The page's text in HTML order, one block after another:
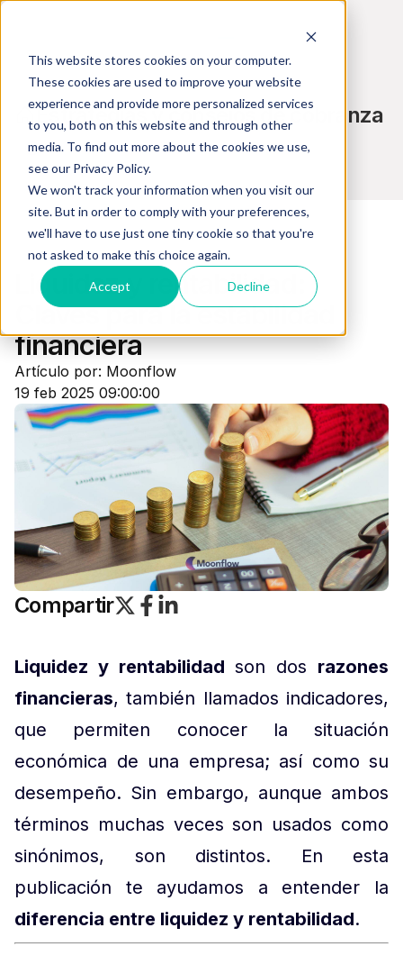
This website stores cookies on your computer.
These cookies are used to improve your website
experience and provide more personalized services
to you, both on this website and through other
media. To find out more about the cookies we use,
see our Privacy Policy.
We won't track your information when you visit our
site. But in order to comply with your preferences,
we'll have to use just one tiny cookie so that you're
not asked to make this choice again.
Accept Decline
Estrategias y consejos de cobranza
Gestión Financiera
Liquidez y rentabilidad:
Claves para la estabilidad
financiera
Artículo por: Moonflow
19 feb 2025 09:00:00
Compartir
Liquidez y rentabilidad son dos razones
financieras, también llamados indicadores,
que permiten conocer la situación
económica de una empresa; así como su
desempeño. Sin embargo, aunque ambos
términos muchas veces son usados como
sinónimos, son distintos. En esta
publicación te ayudamos a entender la
diferencia entre liquidez y rentabilidad.